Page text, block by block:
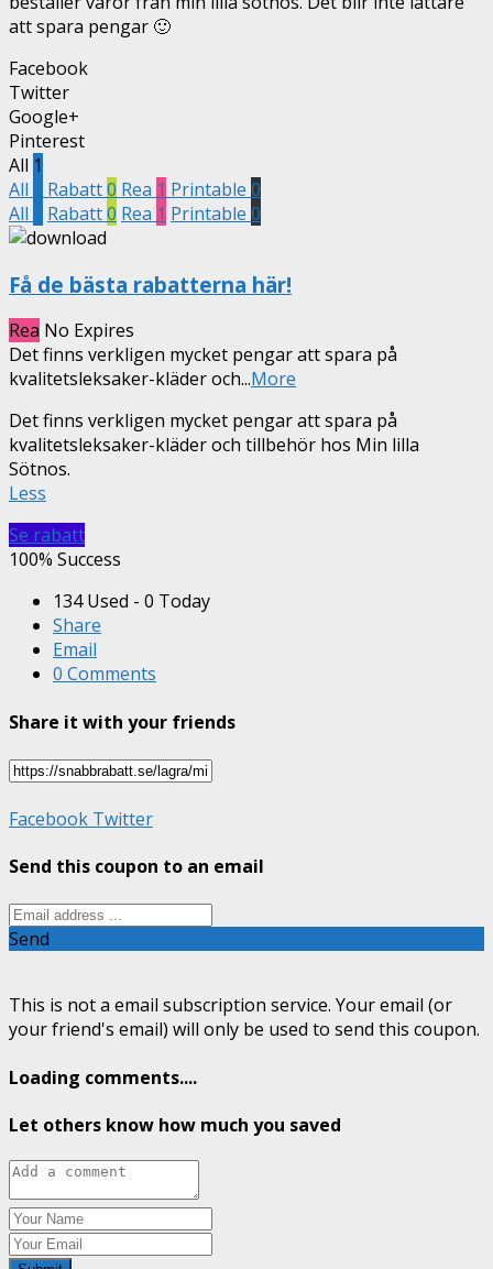
att spara pengar 🙂
Facebook
Twitter
Google+
Pinterest
All 1
All
Rabatt0 Rea 1 Printable 0
All
Rabatt0 Rea 1 Printable 0
Få de bästa rabatterna här!
Rea No Expires
Det finns verkligen mycket pengar att spara på
kvalitetsleksaker-kläder och...More
Det finns verkligen mycket pengar att spara på
kvalitetsleksaker-kläder och tillbehör hos Min lilla
Sötnos.
Less
Se rabatt
100% Success
134 Used - 0 Today
Share
Email
0 Comments
Share it with your friends
Facebook Twitter
Send this coupon to an email
Send
This is not a email subscription service. Your email (or
your friend's email) will only be used to send this coupon.
Loading comments....
Let others know how much you saved